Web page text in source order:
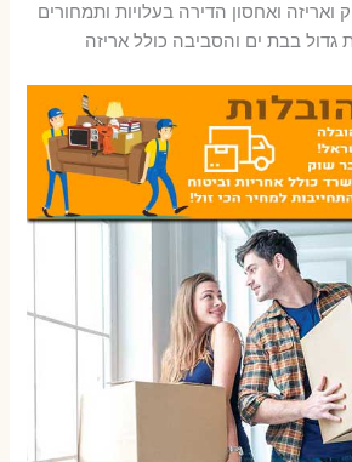
ואחסון הדירה בעלויות ותמחורים
גדול בבת ים והסביבה כולל אריזה